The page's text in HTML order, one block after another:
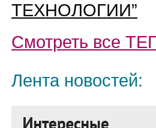
ТЕХНОЛОГИИ”
Смотреть все
Лента новостей: